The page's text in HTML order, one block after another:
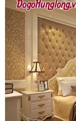
TIN
TỨC
HỆ
THỐNG
CỬA
HÀNG
TRỢ